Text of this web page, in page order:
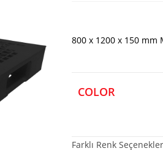
800 x 1200 x 150
COLOR
Farklı Renk